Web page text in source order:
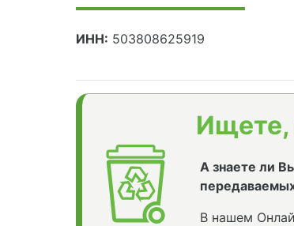
ИНН: 503808625919
Ищете,
А знаете ли
В нашем